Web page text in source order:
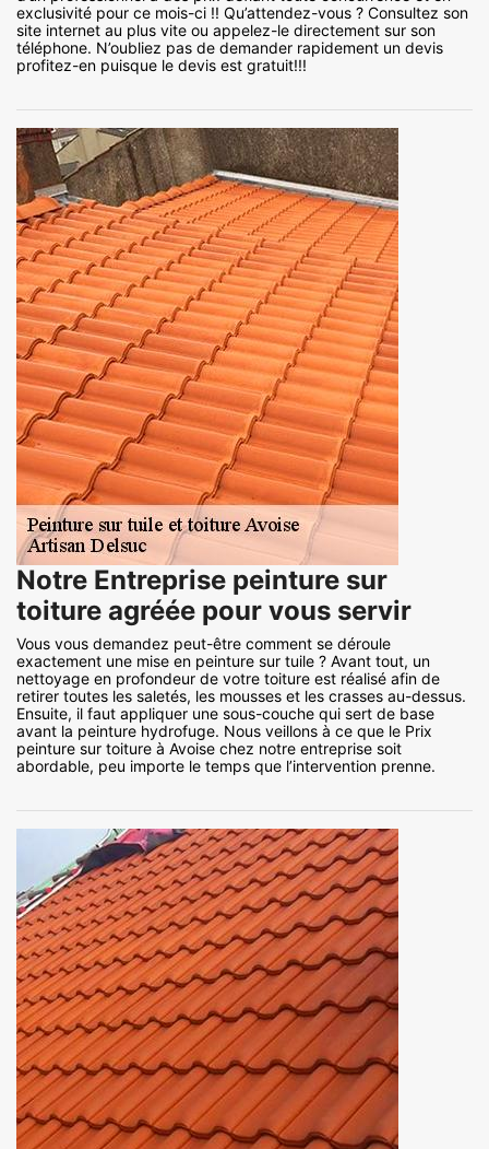
exclusivité pour ce mois-ci !! Qu’attendez-vous ? Consultez son
site internet au plus vite ou appelez-le directement sur son
téléphone. N’oubliez pas de demander rapidement un devis
profitez-en puisque le devis est gratuit!!!
Notre Entreprise peinture sur
toiture agréée pour vous servir
Vous vous demandez peut-être comment se déroule
exactement une mise en peinture sur tuile ? Avant tout, un
nettoyage en profondeur de votre toiture est réalisé afin de
retirer toutes les saletés, les mousses et les crasses au-dessus.
Ensuite, il faut appliquer une sous-couche qui sert de base
avant la peinture hydrofuge. Nous veillons à ce que le Prix
peinture sur toiture à Avoise chez notre entreprise soit
abordable, peu importe le temps que l’intervention prenne.